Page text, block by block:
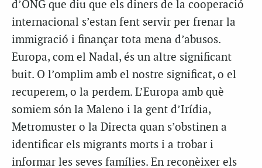
d’ONG que diu que els diners de la cooperació
internacional s’estan fent servir per frenar la
immigració i finançar tota mena d’abusos.
Europa, com el Nadal, és un altre significant
buit. O l’omplim amb el nostre significat, o el
recuperem, o la perdem. L’Europa amb què
somiem són la Maleno i la gent d’Irídia,
Metromuster o la Directa quan s’obstinen a
identificar els migrants morts i a trobar i
informar les seves famílies. En reconèixer els